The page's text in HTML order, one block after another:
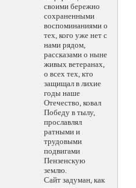
своими бережно
сохраненными
воспоминаниями о
тех, кого уже нет с
нами рядом,
рассказами о ныне
живых ветеранах,
о всех тех, кто
защищал в лихие
годы наше
Отечество, ковал
Победу в тылу,
прославлял
ратными и
трудовыми
подвигами
Пензенскую
землю.
Сайт задуман, как